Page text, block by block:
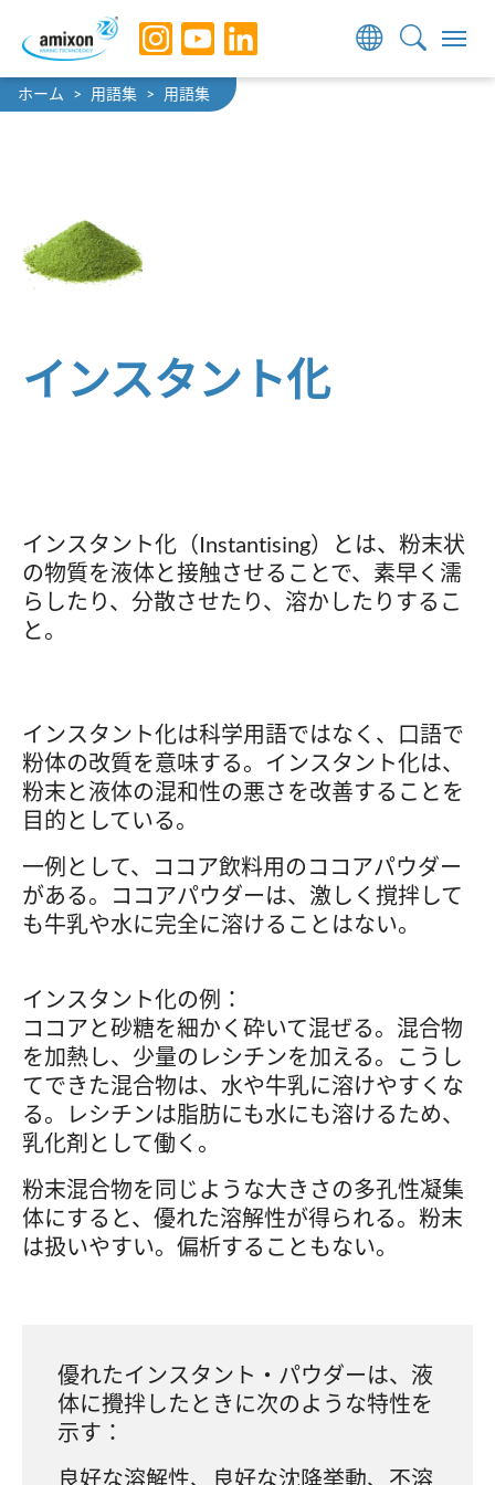
Skip to main navigation
Skip to main content
Skip to page footer
You are here:
ホーム 用語集 用語集
インスタント化
インスタント化（Instantising）とは、粉末状
の物質を液体と接触させることで、素早く濡
らしたり、分散させたり、溶かしたりするこ
と。
インスタント化は科学用語ではなく、口語で
粉体の改質を意味する。インスタント化は、
粉末と液体の混和性の悪さを改善することを
目的としている。
一例として、ココア飲料用のココアパウダー
がある。ココアパウダーは、激しく撹拌して
も牛乳や水に完全に溶けることはない。
インスタント化の例：
ココアと砂糖を細かく砕いて混ぜる。混合物
を加熱し、少量のレシチンを加える。こうし
てできた混合物は、水や牛乳に溶けやすくな
る。レシチンは脂肪にも水にも溶けるため、
乳化剤として働く。
粉末混合物を同じような大きさの多孔性凝集
体にすると、優れた溶解性が得られる。粉末
は扱いやすい。偏析することもない。
優れたインスタント・パウダーは、液
体に攪拌したときに次のような特性を
示す：
良好な溶解性、良好な沈降挙動、不溶